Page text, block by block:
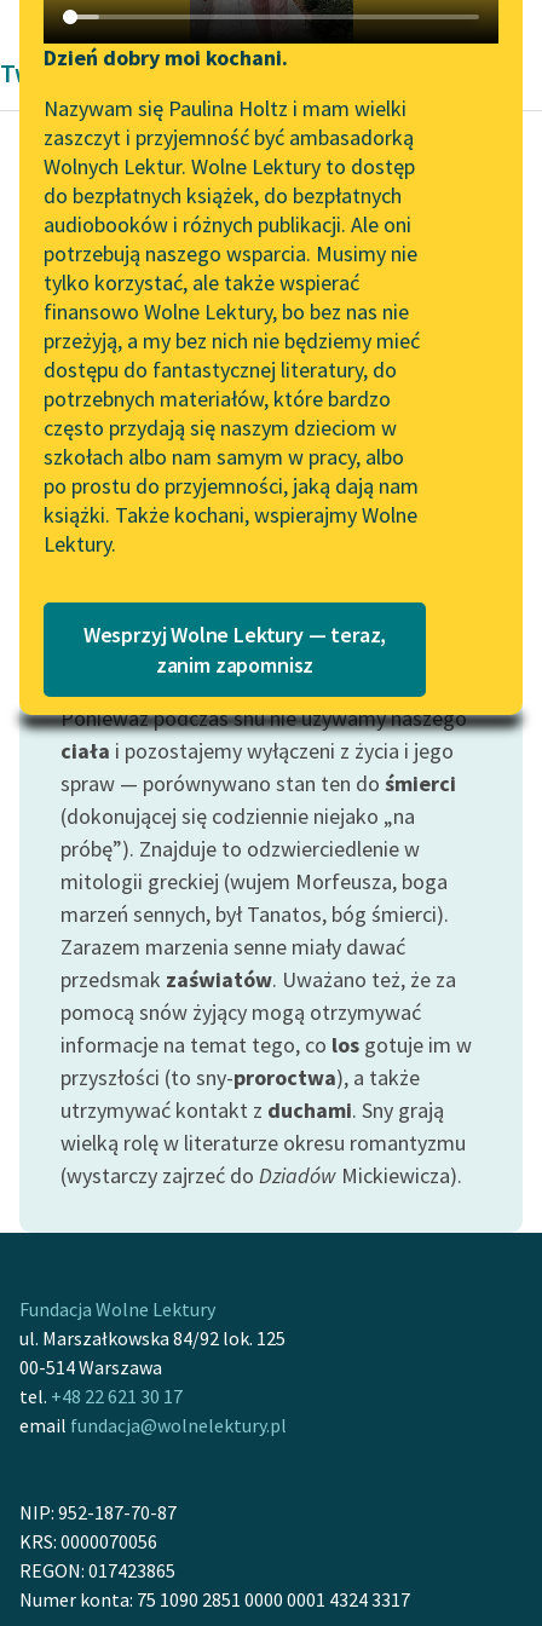
Katalog DAISY
Podkasty o książkach
Zgłoś brak utworu
Aktualności
„Prokurator Alicja Horn”
do słuchania
Byliśmy częścią AI Impact
Lab
Zapraszamy na spotkanie
online z tłumaczkami
literatury skandynawskiej
Spotkanie z Katarzyną
Tunkiel w Oslo
102. lata temu zmarł
Joseph Conrad
Lektury szkolne i klasyka
literatury do słuchania dla
uczennic i uczniów z
niepełnosprawnościami
E-kolekcja lektur
szkolnych i literatury do
słuchania dla uczennic i
uczniów z
niepełnosprawnościami
Feministyczne inspiracje.
Popularyzacja
skandynawskiej literatury
feministycznej
Ręce pełne poezji
Kolekcje edukacyjne
twórców przechodzących
lektur szkolnych oraz
Odkurzamy bohaterów
Szkoła Poezji Wolnych
Lektur
Narzędzia
Mapa Wolnych Lektur
Leśmianator
Przewodnik dla piszących i
czytających
API
OAI-PMH
Widget Wolnych Lektur
Przypisy
Katalog w formacie PDF
O nas
O projekcie
Zespół
Dzień dobry moi kochani.
Nazywam się Paulina Holtz i mam wielki
zaszczyt i przyjemność być ambasadorką
Wolnych Lektur. Wolne Lektury to dostęp
do bezpłatnych książek, do bezpłatnych
audiobooków i różnych publikacji. Ale oni
potrzebują naszego wsparcia. Musimy nie
tylko korzystać, ale także wspierać
finansowo Wolne Lektury, bo bez nas nie
przeżyją, a my bez nich nie będziemy mieć
dostępu do fantastycznej literatury, do
potrzebnych materiałów, które bardzo
często przydają się naszym dzieciom w
szkołach albo nam samym w pracy, albo
po prostu do przyjemności, jaką dają nam
książki. Także kochani, wspierajmy Wolne
Lektury.
Wesprzyj Wolne Lektury — teraz,
zanim zapomnisz
Twórczość Pawła Kozioła
Paweł Kozioł
Drzwi
znów
sen znów na drugą
stronę snu wciąż śpi
język i tylko to co go...
Czytaj więcej
Motyw: Sen
Ponieważ podczas snu nie używamy naszego
ciała i pozostajemy wyłączeni z życia i jego
spraw — porównywano stan ten do śmierci
(dokonującej się codziennie niejako „na
próbę”). Znajduje to odzwierciedlenie w
mitologii greckiej (wujem Morfeusza, boga
marzeń sennych, był Tanatos, bóg śmierci).
Zarazem marzenia senne miały dawać
przedsmak zaświatów. Uważano też, że za
pomocą snów żyjący mogą otrzymywać
informacje na temat tego, co los gotuje im w
przyszłości (to sny-proroctwa), a także
utrzymywać kontakt z duchami. Sny grają
wielką rolę w literaturze okresu romantyzmu
(wystarczy zajrzeć do Dziadów Mickiewicza).
Fundacja Wolne Lektury
ul. Marszałkowska 84/92 lok. 125
00-514 Warszawa
tel. +48 22 621 30 17
email fundacja@wolnelektury.pl
NIP: 952-187-70-87
KRS: 0000070056
REGON: 017423865
Numer konta: 75 1090 2851 0000 0001 4324 3317